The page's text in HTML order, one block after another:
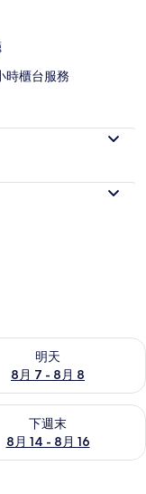
時櫃台服務
明天
8月 7 - 8月 8
(8月 7 - 8月 8) 的供
下週末
8月 14 - 8月 16
末 (8月 14 - 8月 16)